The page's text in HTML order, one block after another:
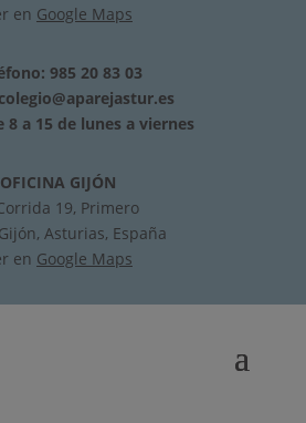
en Google Maps
985 20 83 03
colegio@aparejastur.es
8 a 15 de lunes a viernes
OFICINA GIJÓN
19, Primero
Asturias, España
en Google Maps